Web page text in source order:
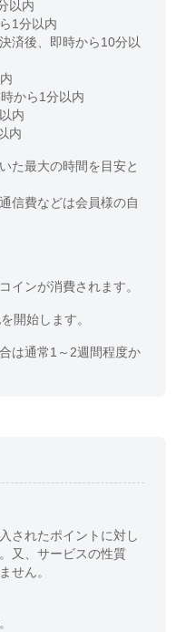
以内
1分以内
済後、即時から10分以
から1分以内
内
内
た最大の時間を目安と
信費などは会員様の自
インが消費されます。
開始します。
は通常1～2週間程度か
されたポイントに対し
又、サービスの性質
せん。